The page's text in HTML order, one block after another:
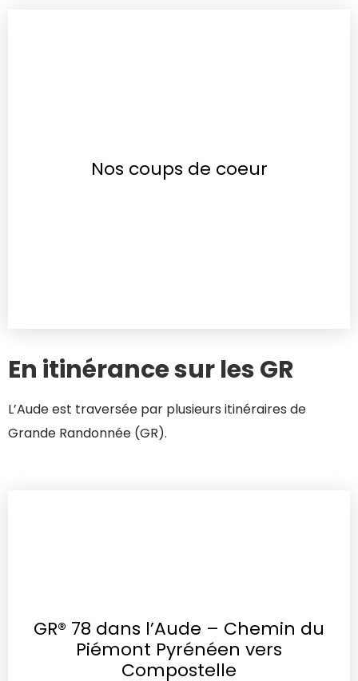
Nos coups de coeur
En itinérance sur les GR
L’Aude est traversée par plusieurs itinéraires de
Grande Randonnée (GR).
GR® 78 dans l’Aude – Chemin du
Piémont Pyrénéen vers
Compostelle